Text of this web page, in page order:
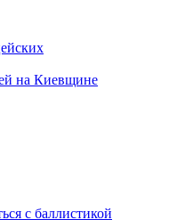
на Киевщине